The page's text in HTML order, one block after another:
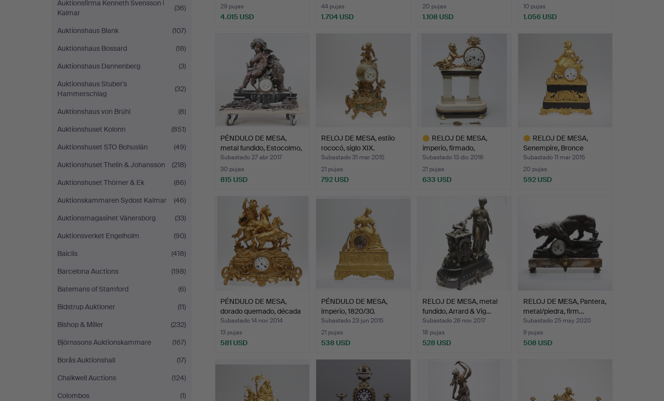
Auktionsfirma Kenneth Svensson i
Kalmar
(36)
Auktionshaus Blank
(107)
Auktionshaus Bossard
(18)
Auktionshaus Dannenberg
(3)
Auktionshaus Stuber's
Hammerschlag
(32)
Auktionshaus von Brühl
(8)
Auktionshuset Kolonn
(851)
Auktionshuset STO Bohuslän
(49)
Auktionshuset Thelin & Johansson
(218)
Auktionshuset Thörner & Ek
(86)
Auktionskammaren Sydost Kalmar
(46)
Auktionsmagasinet Vänersborg
(33)
Auktionsverket Engelholm
(90)
Balclis
(418)
Barcelona Auctions
(198)
Batemans of Stamford
(6)
Bidstrup Auktioner
(11)
Bishop & Miller
(232)
Björnssons Auktionskammare
(167)
Borås Auktionshall
(17)
Chalkwell Auctions
(124)
Colombos
(1)
29 pujas
4.015 USD
44 pujas
1.704 USD
20 pujas
1.108 USD
seleccionado
10 pujas
1.056 USD
PÉNDULO DE MESA,
metal fundido, Estocolmo,
…
Subastado 27 abr 2017
30 pujas
815 USD
RELOJ DE MESA, estilo
rococó, siglo XIX.
Subastado 31 mar 2015
21 pujas
792 USD
RELOJ DE MESA,
imperio, firmado,
principio…
Subastado 13 dic 2016
21 pujas
633 USD
RELOJ DE MESA,
Senempire, Bronce
dorado, m…
Subastado 11 mar 2015
20 pujas
592 USD
PÉNDULO DE MESA,
dorado quemado, década
de…
Subastado 14 nov 2014
13 pujas
581 USD
PÉNDULO DE MESA,
imperio, 1820/30.
Subastado 23 jun 2015
21 pujas
538 USD
RELOJ DE MESA, metal
fundido, Arrard & Vig…
Subastado 26 nov 2017
18 pujas
528 USD
RELOJ DE MESA, Pantera,
metal/piedra, firm…
Subastado 25 may 2020
9 pujas
508 USD